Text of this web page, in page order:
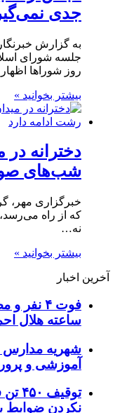
جدی
به گزارش
جلسه شورای
روز شوراها
بیشتر بخوانید »
دخترانه در
شب‌های
خبرگزاری مهر،
که از راه
نه…
بیشتر بخوانید »
آخرین اخبار
ساعته هلال
شهریه مدارس
آموزشی و
نکردن ضوابط